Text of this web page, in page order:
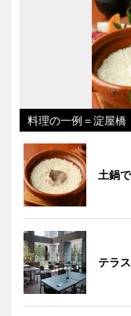
料理の一例＝淀屋橋
土鍋
テラ